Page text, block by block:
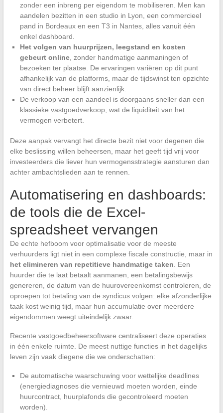
zonder een inbreng per eigendom te mobiliseren. Men kan
aandelen bezitten in een studio in Lyon, een commercieel
pand in Bordeaux en een T3 in Nantes, alles vanuit één
enkel dashboard.
Het volgen van huurprijzen, leegstand en kosten
gebeurt online, zonder handmatige aanmaningen of
bezoeken ter plaatse. De ervaringen variëren op dit punt
afhankelijk van de platforms, maar de tijdswinst ten opzichte
van direct beheer blijft aanzienlijk.
De verkoop van een aandeel is doorgaans sneller dan een
klassieke vastgoedverkoop, wat de liquiditeit van het
vermogen verbetert.
Deze aanpak vervangt het directe bezit niet voor degenen die
elke beslissing willen beheersen, maar het geeft tijd vrij voor
investeerders die liever hun vermogensstrategie aansturen dan
achter ambachtslieden aan te rennen.
Automatisering en dashboards:
de tools die de Excel-
spreadsheet vervangen
De echte hefboom voor optimalisatie voor de meeste
verhuurders ligt niet in een complexe fiscale constructie, maar in
het elimineren van repetitieve handmatige taken . Een
huurder die te laat betaalt aanmanen, een betalingsbewijs
genereren, de datum van de huurovereenkomst controleren, de
oproepen tot betaling van de syndicus volgen: elke afzonderlijke
taak kost weinig tijd, maar hun accumulatie over meerdere
eigendommen weegt uiteindelijk zwaar.
Recente vastgoedbeheersoftware centraliseert deze operaties
in één enkele ruimte. De meest nuttige functies in het dagelijks
leven zijn vaak diegene die we onderschatten:
De automatische waarschuwing voor wettelijke deadlines
(energiediagnoses die vernieuwd moeten worden, einde
huurcontract, huurplafonds die gecontroleerd moeten
worden).